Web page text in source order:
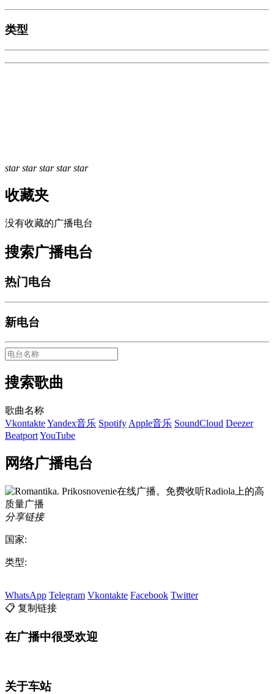
类型
star star star star star
收藏夹
没有收藏的广播电台
搜索广播电台
热门电台
新电台
搜索歌曲
歌曲名称
VkontakteYandex音乐 Spotify Apple音乐 SoundCloud Deezer
BeatportYouTube
网络广播电台
分享链接
国家:
类型:
WhatsApp Telegram Vkontakte Facebook Twitter
📋 复制链接
在广播中很受欢迎
关于车站